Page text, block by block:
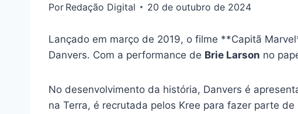
Por Redação Digital 20 de outubro de 2024
Lançado em março de 2019, o filme **Capitã
Danvers. Com a performance de Brie Larson no
No desenvolvimento da história, Danvers é
na Terra, é recrutada pelos Kree para fazer parte